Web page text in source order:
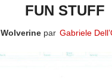
FUN STUFF
Wolverinepar Gabriele